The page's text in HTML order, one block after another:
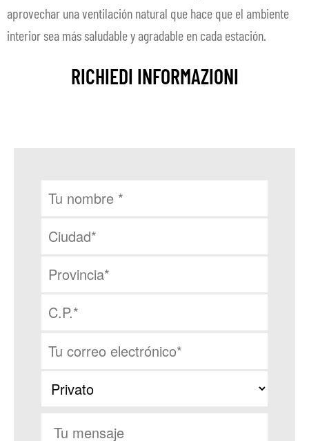
aprovechar una ventilación natural que hace que el ambiente
interior sea más saludable y agradable en cada estación.
RICHIEDI INFORMAZIONI